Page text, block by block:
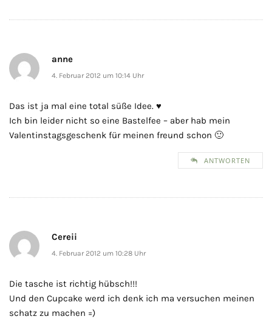
anne
4. Februar 2012 um 10:14 Uhr
Das ist ja mal eine total süße Idee. ♥
Ich bin leider nicht so eine Bastelfee – aber hab mein
Valentinstagsgeschenk für meinen freund schon 🙂
ANTWORTEN
Cereii
4. Februar 2012 um 10:28 Uhr
Die tasche ist richtig hübsch!!!
Und den Cupcake werd ich denk ich ma versuchen meinen
schatz zu machen =)